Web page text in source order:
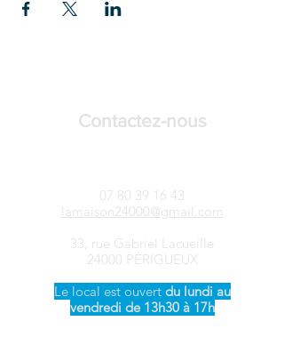
Contactez-nous
07 80 39 16 43
lamaison24000@gmail.com
33, rue Gabriel Lacueille
24000 PÉRIGUEUX
Le local est ouvert ​ du lundi au
vendredi de 13h30 à 17h